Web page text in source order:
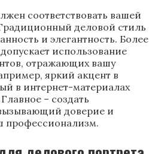
соответствовать вашей
деловой стиль
и элегантность. Более
использование
отражающих вашу
яркий акцент в
в интернет-материалах
– создать
доверие и
профессионализм.